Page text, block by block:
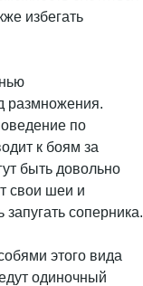
избегать
размножения.
по
к боям за
быть довольно
свои шеи и
соперника.
этого вида
одиночный